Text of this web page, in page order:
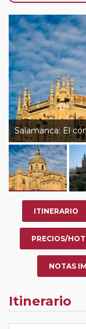
Salamanca: El
ITINERARIO
PRECIOS/
NOTAS
Itinerario